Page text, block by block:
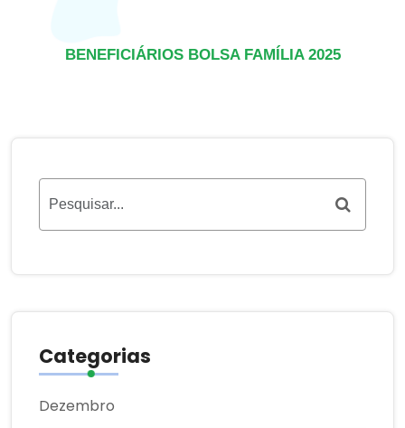
BENEFICIÁRIOS BOLSA FAMÍLIA 2025
Categorias
Dezembro